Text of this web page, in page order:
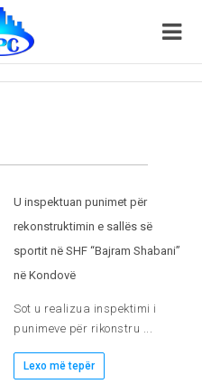
U inspektuan punimet për
rekonstruktimin e sallës së
sportit në SHF “Bajram Shabani”
në Kondovë
Sot u realizua inspektimi i
punimeve për rikonstru ...
Lexo më tepër